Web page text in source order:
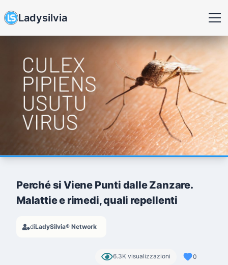
Ladysilvia
Perché si Viene Punti dalle Zanzare.
Malattie e rimedi, quali repellenti
diLadySilvia® Network
6.3K visualizzazioni 0